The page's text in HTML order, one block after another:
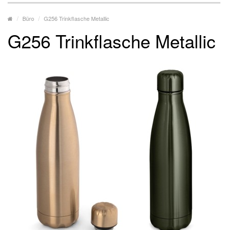
Büro G256 Trinkflasche Metallic
G256 Trinkflasche Metallic